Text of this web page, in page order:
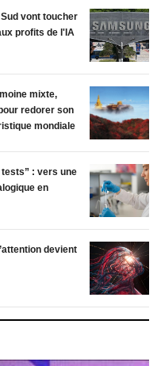
par
qui
lancée par la start-
up américaine
la première station
spatiale privée,Haven-
1,lancée par la société
américaine
Vast,montrant deux
personnes face à une
fenêtre ronde
d\'environ 1
vont toucher
profits de l'IA
mixte,
redorer son
mondiale
tests” : vers une
en
devient